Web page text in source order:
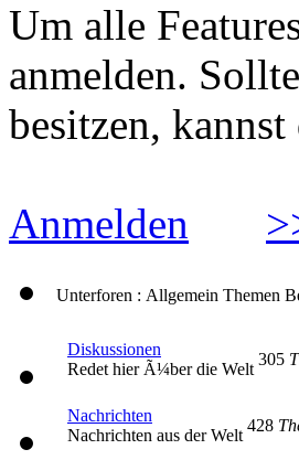
Um alle
anmelden.
besitzen,
Anmelden
Unterforen : Allgemein Themen
Diskussionen
Redet hier Ã¼ber die Welt
305
Nachrichten
Nachrichten aus der Welt
428